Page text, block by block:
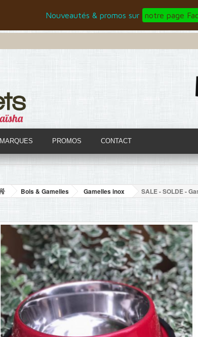
Nouveautés & promos sur notre page
MARQUES PROMOS CONTACT
Bols & Gamelles Gamelles inox SALE - SOLDE -